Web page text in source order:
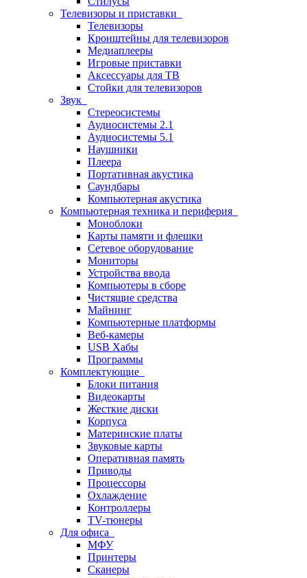
Телевизоры и приставки
Телевизоры
Кронштейны для телевизоров
Медиаплееры
Игровые приставки
Аксессуары для ТВ
Стойки для телевизоров
Звук
Стереосистемы
Аудиосистемы 2.1
Аудиосистемы 5.1
Наушники
Плеера
Портативная акустика
Саундбары
Компьютерная акустика
Компьютерная техника и периферия
Моноблоки
Карты памяти и флешки
Сетевое оборудование
Мониторы
Устройства ввода
Компьютеры в сборе
Чистящие средства
Майнинг
Компьютерные платформы
Веб-камеры
USB Хабы
Программы
Комплектующие
Блоки питания
Видеокарты
Жесткие диски
Корпуса
Материнские платы
Звуковые карты
Оперативная память
Приводы
Процессоры
Охлаждение
Контроллеры
TV-тюнеры
Для офиса
МФУ
Принтеры
Сканеры